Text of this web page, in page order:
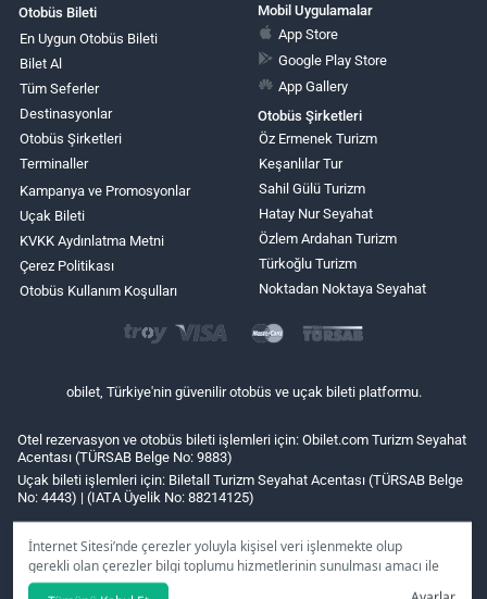
İnternet Sitesi’nde çerezler yoluyla kişisel veri işlenmekte olup
gerekli olan çerezler bilgi toplumu hizmetlerinin sunulması amacı ile
kullanılmaktadır. Tercihleriniz doğrultusunda size özel
Otobüs Bileti
En Uygun Otobüs Bileti
Bilet Al
Tüm Seferler
Destinasyonlar
Otobüs Şirketleri
Terminaller
Kampanya ve Promosyonlar
Uçak Bileti
KVKK Aydınlatma Metni
Çerez Politikası
Otobüs Kullanım Koşulları
Mobil Uygulamalar
App Store
Google Play Store
App Gallery
Otobüs Şirketleri
Öz Ermenek Turizm
Keşanlılar Tur
Sahil Gülü Turizm
Hatay Nur Seyahat
Özlem Ardahan Turizm
Türkoğlu Turizm
Noktadan Noktaya Seyahat
obilet, Türkiye'nin güvenilir otobüs ve uçak bileti platformu.
Otel rezervasyon ve otobüs bileti işlemleri için: Obilet.com Turizm Seyahat
Acentası (TÜRSAB Belge No: 9883)
Uçak bileti işlemleri için: Biletall Turizm Seyahat Acentası (TÜRSAB Belge
No: 4443) | (IATA Üyelik No: 88214125)